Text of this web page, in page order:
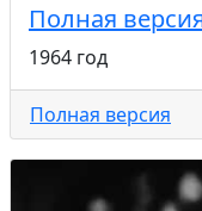
Полная
1964 год
Полная версия